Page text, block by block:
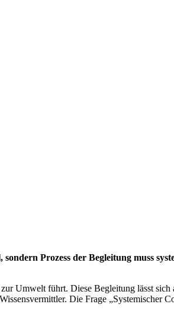
Prozess der Begleitung muss
Umwelt führt. Diese Begleitung lässt sich
Die Frage „Systemischer